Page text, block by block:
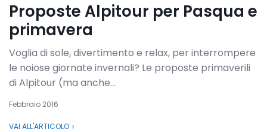
Proposte Alpitour per Pasqua e
primavera
Voglia di sole, divertimento e relax, per interrompere
le noiose giornate invernali? Le proposte primaverili
di Alpitour (ma anche...
Febbraio 2016
VAI ALL'ARTICOLO